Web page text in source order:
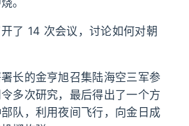
了 14 次会议，讨论如何对朝
长的金亨旭召集陆海空三军参
多次研究，最后得出了一个方
队，利用夜间飞行，向金日成